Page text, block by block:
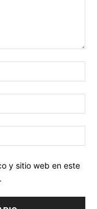
y sitio web en este